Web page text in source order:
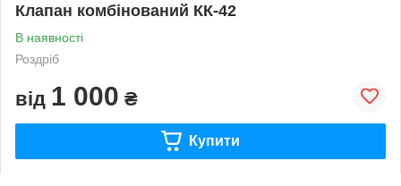
Клапан комбінований КК-42
В наявності
Роздріб
від 1 000 ₴
Купити